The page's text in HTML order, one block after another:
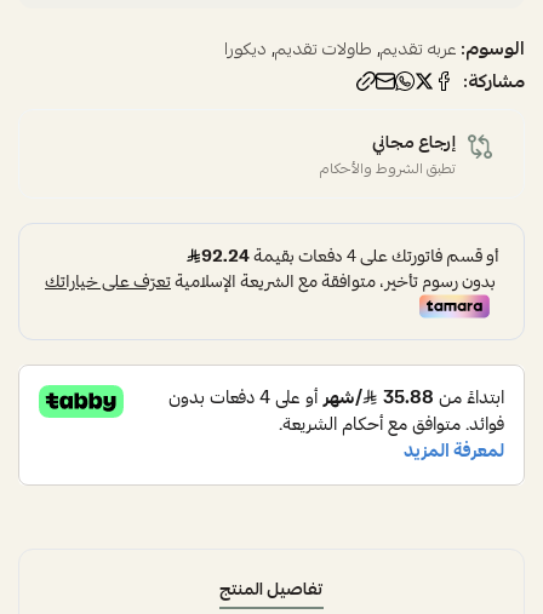
الوسوم:عربه تقديم,طاولات تقديم,ديكورا
مشاركة:
إرجاع مجاني
تطبق الشروط والأحكام
تفاصيل المنتج